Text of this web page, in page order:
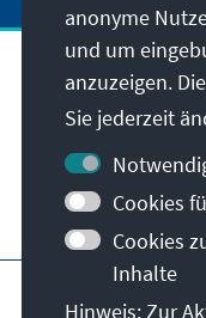
Anschrift
Kontakt
Besuchen Sie auch
Hauptseite der KAS
anonyme
und um
anzuzeigen.
Sie jederzeit
Cookies
Cookies
Inhalte
Hinweis: Zur